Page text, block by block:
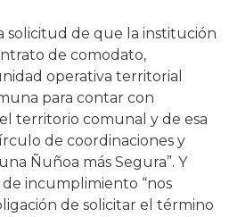
solicitud de que la institución
de comodato,
operativa territorial
para contar con
territorio comunal y de esa
de coordinaciones y
Ñuñoa más Segura”. Y
incumplimiento “nos
de solicitar el término